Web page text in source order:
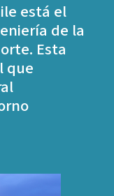
está el
de la
Esta
que